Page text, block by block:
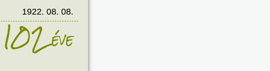
1922. 08. 08.
102éve